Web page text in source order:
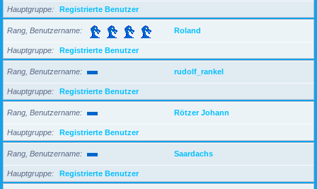
Hauptgruppe Registrierte Benutzer
Rang, Benutzername Roland
Hauptgruppe Registrierte Benutzer
Rang, Benutzername rudolf_rankel
Hauptgruppe Registrierte Benutzer
Rang, Benutzername Rötzer Johann
Hauptgruppe Registrierte Benutzer
Rang, Benutzername Saardachs
Hauptgruppe Registrierte Benutzer